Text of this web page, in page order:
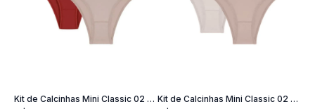
Kit de Calcinhas Mini Classic 02 - Kit de Calcinhas Mini Classic 02 -